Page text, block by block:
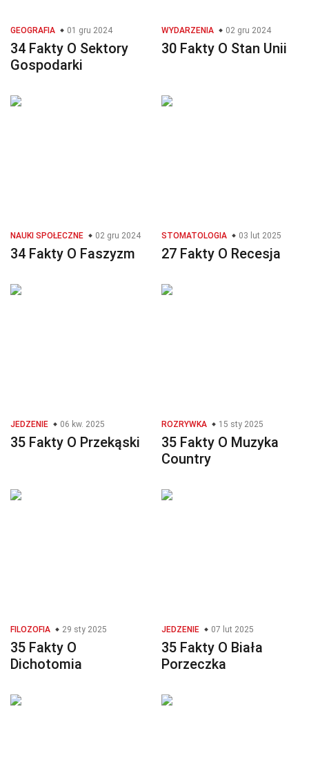
GEOGRAFIA 01 gru 2024
34 Fakty O Sektory
Gospodarki
WYDARZENIA 02 gru 2024
30 Fakty O Stan Unii
NAUKI SPOŁECZNE 02 gru 2024
34 Fakty O Faszyzm
STOMATOLOGIA 03 lut 2025
27 Fakty O Recesja
JEDZENIE 06 kw. 2025
35 Fakty O Przekąski
ROZRYWKA 15 sty 2025
35 Fakty O Muzyka
Country
FILOZOFIA 29 sty 2025
35 Fakty O
Dichotomia
JEDZENIE 07 lut 2025
35 Fakty O Biała
Porzeczka